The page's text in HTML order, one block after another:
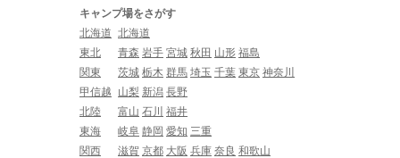
キャンプ場をさがす
北海道 北海道
東北
青森 岩手 宮城 秋田 山形 福島
関東
茨城 栃木 群馬 埼玉 千葉 東京 神奈川
甲信越
山梨 新潟 長野
北陸
富山 石川 福井
東海
岐阜 静岡 愛知 三重
関西
滋賀 京都 大阪 兵庫 奈良 和歌山